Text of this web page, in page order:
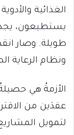
الغذائية
يستطيعون،
طويلة. وصار
ونظام الرعاية
الأزمةُ هي
عقدَين من
لتمويل